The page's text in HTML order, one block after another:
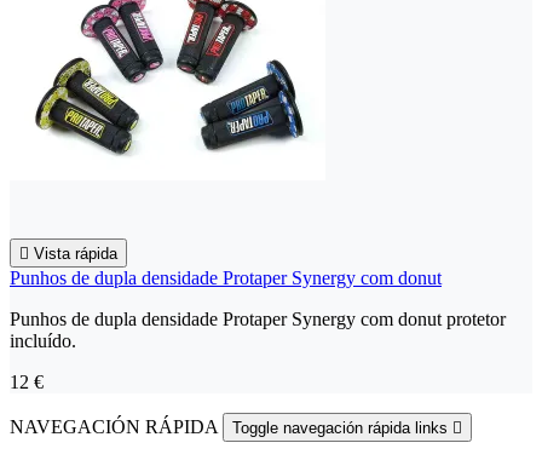
 Vista rápida
Punhos de dupla densidade Protaper Synergy com donut
Punhos de dupla densidade Protaper Synergy com donut protetor
incluído.
12 €
NAVEGACIÓN RÁPIDA Toggle navegación rápida links 